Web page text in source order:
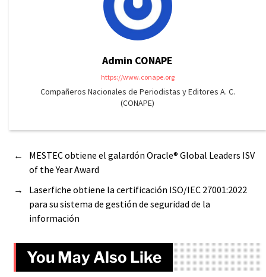
Admin CONAPE
https://www.conape.org
Compañeros Nacionales de Periodistas y Editores A. C.
(CONAPE)
←
MESTEC obtiene el galardón Oracle® Global Leaders ISV
of the Year Award
→
Laserfiche obtiene la certificación ISO/IEC 27001:2022
para su sistema de gestión de seguridad de la
información
You May Also Like